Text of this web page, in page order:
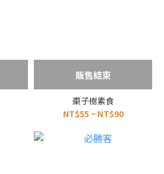
販售結束
棗子樹素食
NT$55 ~ NT$90